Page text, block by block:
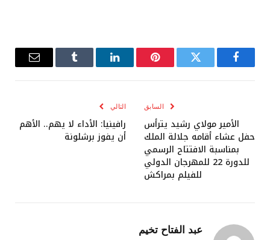
فيسبوك تويتر بينتيريستلينكدإن Tumblr
البريد
السابق
الأمير مولاي رشيد يترأس
حفل عشاء أقامه جلالة الملك
بمناسبة الافتتاح الرسمي
للدورة 22 للمهرجان الدولي
للفيلم بمراكش
التالي
رافينيا: الأداء لا يهم.. الأهم
أن يفوز برشلونة
عبد الفتاح تخيم